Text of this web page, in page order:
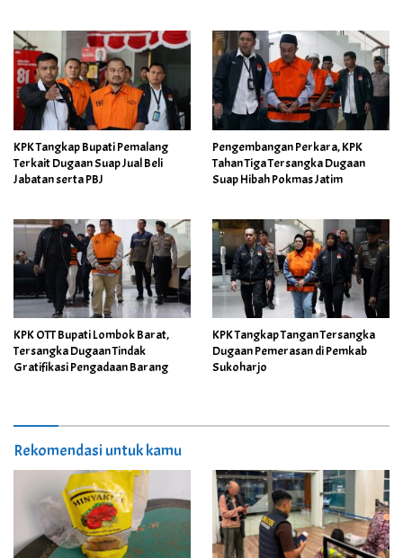
KPK Tangkap Bupati Pemalang
Terkait Dugaan Suap Jual Beli
Jabatan serta PBJ
Pengembangan Perkara, KPK
Tahan Tiga Tersangka Dugaan
Suap Hibah Pokmas Jatim
KPK OTT Bupati Lombok Barat,
Tersangka Dugaan Tindak
Gratifikasi Pengadaan Barang
KPK Tangkap Tangan Tersangka
Dugaan Pemerasan di Pemkab
Sukoharjo
Rekomendasi untuk kamu